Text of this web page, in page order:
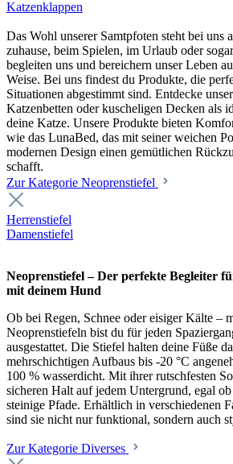
Katzenklappen
Das Wohl unserer Samtpfoten steht bei uns
zuhause, beim Spielen, im Urlaub oder
begleiten uns und bereichern unser Leben
Weise. Bei uns findest du Produkte, die
Situationen abgestimmt sind. Entdecke
Katzenbetten oder kuscheligen Decken als
deine Katze. Unsere Produkte bieten
wie das LunaBed, das mit seiner weichen
modernen Design einen gemütlichen
schafft.
Zur Kategorie Neoprenstiefel
Herrenstiefel
Damenstiefel
Neoprenstiefel – Der perfekte Begleiter
mit deinem Hund
Ob bei Regen, Schnee oder eisiger Kälte –
Neoprenstiefeln bist du für jeden
ausgestattet. Die Stiefel halten deine Füße
mehrschichtigen Aufbaus bis -20 °C
100 % wasserdicht. Mit ihrer rutschfesten
sicheren Halt auf jedem Untergrund, egal
steinige Pfade. Erhältlich in verschiedenen
sind sie nicht nur funktional, sondern auch
Zur Kategorie Diverses